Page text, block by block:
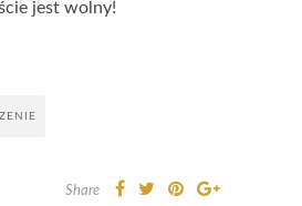
jest wolny!
Share